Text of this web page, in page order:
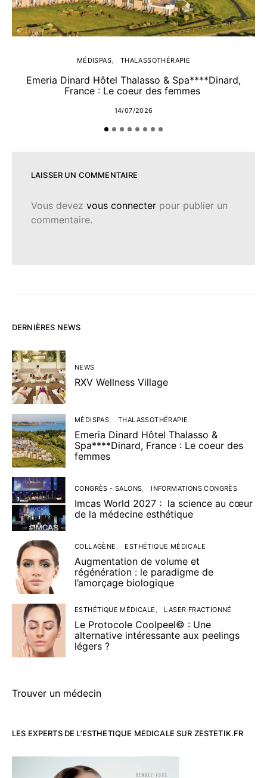
MÉDISPAS THALASSOTHÉRAPIE
Emeria Dinard Hôtel Thalasso & Spa****Dinard,
France : Le coeur des femmes
14/07/2026
LAISSER UN COMMENTAIRE
Vous devez vous connecter pour publier un
commentaire.
DERNIÈRES NEWS
NEWS
RXV Wellness Village
MÉDISPAS THALASSOTHÉRAPIE
Emeria Dinard Hôtel Thalasso &
Spa****Dinard, France : Le coeur des
femmes
CONGRÈS - SALONS INFORMATIONS CONGRÈS
Imcas World 2027 : la science au cœur
de la médecine esthétique
COLLAGÈNE ESTHÉTIQUE MÉDICALE
Augmentation de volume et
régénération : le paradigme de
l’amorçage biologique
ESTHÉTIQUE MÉDICALE LASER FRACTIONNÉ
Le Protocole Coolpeel© : Une
alternative intéressante aux peelings
légers ?
Trouver un médecin
LES EXPERTS DE L’ESTHETIQUE MEDICALE SUR ZESTETIK.FR